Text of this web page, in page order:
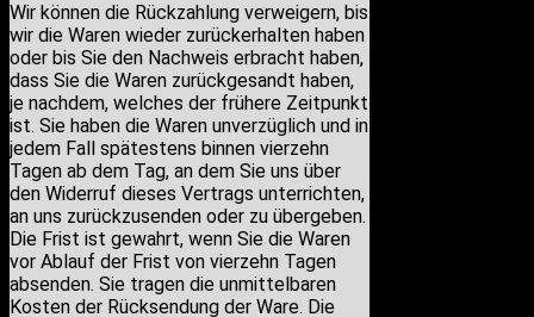
Wir können die Rückzahlung verweigern, bis
wir die Waren wieder zurückerhalten haben
oder bis Sie den Nachweis erbracht haben,
dass Sie die Waren zurückgesandt haben,
je nachdem, welches der frühere Zeitpunkt
ist. Sie haben die Waren unverzüglich und in
jedem Fall spätestens binnen vierzehn
Tagen ab dem Tag, an dem Sie uns über
den Widerruf dieses Vertrags unterrichten,
an uns zurückzusenden oder zu übergeben.
Die Frist ist gewahrt, wenn Sie die Waren
vor Ablauf der Frist von vierzehn Tagen
absenden. Sie tragen die unmittelbaren
Kosten der Rücksendung der Ware. Die